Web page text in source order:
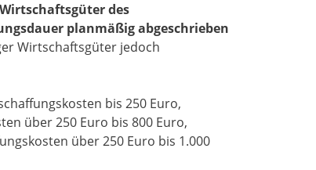
des
planmäßig abgeschrieben
Wirtschaftsgüter jedoch
bis 250 Euro,
über 250 Euro bis 800 Euro,
über 250 Euro bis 1.000